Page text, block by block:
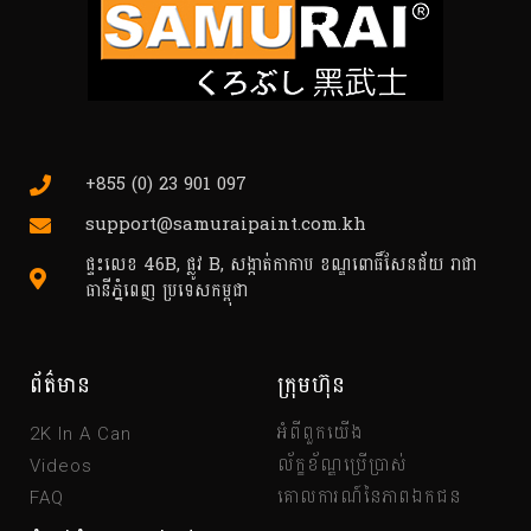
+855 (0) 23 901 097
support@samuraipaint.com.kh
ផ្ទះលេខ 46B, ផ្លូវ B, សង្កាត់កាកាប ខណ្ឌពោធិ៍សែនជ័យ រាជា
ធានីភ្នំពេញ ប្រទេសកម្ពុជា
ព័ត៌មាន
2K In A Can
Videos
FAQ
ក្រុមហ៊ុន
អំពីពួកយើង
ល័ក្ខខ័ណ្ឌប្រើប្រាស់
គោលការណ៍នៃភាពឯកជន